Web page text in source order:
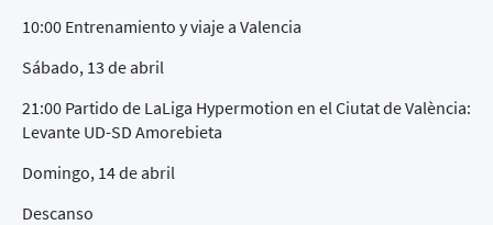
10:00 Entrenamiento y viaje a Valencia
Sábado, 13 de abril
21:00 Partido de LaLiga Hypermotion en el Ciutat de València:
Levante UD-SD Amorebieta
Domingo, 14 de abril
Descanso